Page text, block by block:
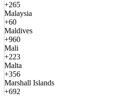
+265
Malaysia
+60
Maldives
+960
Mali
+223
Malta
+356
Marshall Islands
+692